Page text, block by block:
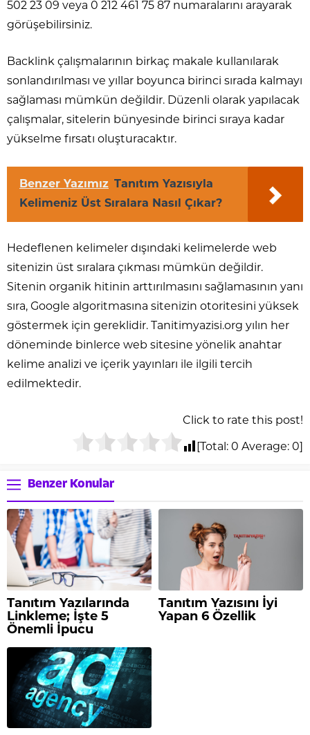
502 23 09 veya 0 212 461 75 87 numaralarını arayarak
görüşebilirsiniz.
Backlink çalışmalarının birkaç makale kullanılarak
sonlandırılması ve yıllar boyunca birinci sırada kalmayı
sağlaması mümkün değildir. Düzenli olarak yapılacak
çalışmalar, sitelerin bünyesinde birinci sıraya kadar
yükselme fırsatı oluşturacaktır.
Benzer Yazımız
Tanıtım Yazısıyla
Kelimeniz Üst Sıralara Nasıl Çıkar?
Hedeflenen kelimeler dışındaki kelimelerde web
sitenizin üst sıralara çıkması mümkün değildir.
Sitenin organik hitinin arttırılmasını sağlamasının yanı
sıra, Google algoritmasına sitenizin otoritesini yüksek
göstermek için gereklidir. Tanitimyazisi.org yılın her
döneminde binlerce web sitesine yönelik anahtar
kelime analizi ve içerik yayınları ile ilgili tercih
edilmektedir.
Click to rate this post!
[Total: 0 Average: 0
Benzer Konular
Tanıtım Yazılarında
Linkleme; İşte 5
Önemli İpucu
Tanıtım Yazısını İyi
Yapan 6 Özellik